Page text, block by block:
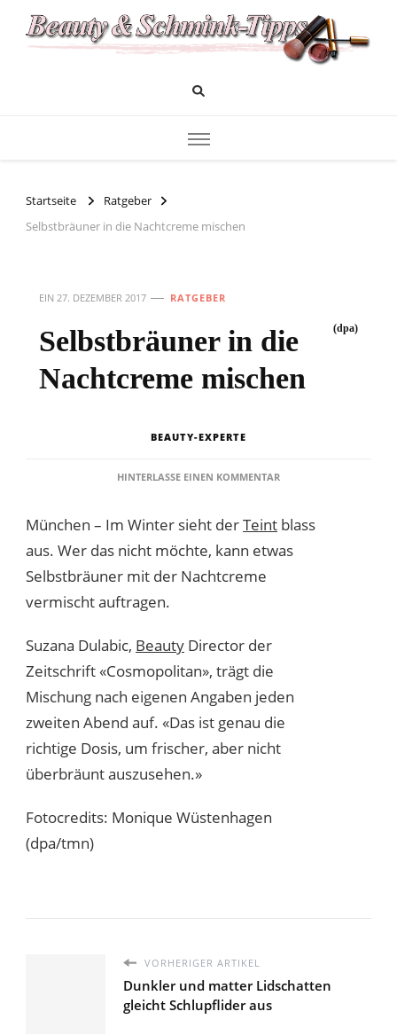
Beauty und Schminktipps
Startseite
Ratgeber
Selbstbräuner in die Nachtcreme mischen
EIN 27. DEZEMBER 2017 RATGEBER
Selbstbräuner in die
Nachtcreme mischen
(dpa)
BEAUTY-EXPERTE
HINTERLASSE EINEN KOMMENTARZU
DIE
MISCHEN
München – Im Winter sieht derTeint blass
aus. Wer das nicht möchte, kann etwas
Selbstbräuner mit der Nachtcreme
vermischt auftragen.
Suzana Dulabic, Beauty Director der
Zeitschrift «Cosmopolitan», trägt die
Mischung nach eigenen Angaben jeden
zweiten Abend auf. «Das ist genau die
richtige Dosis, um frischer, aber nicht
überbräunt auszusehen.»
Fotocredits: Monique Wüstenhagen
(dpa/tmn)
VORHERIGER ARTIKEL
Dunkler und matter Lidschatten
gleicht Schlupflider aus